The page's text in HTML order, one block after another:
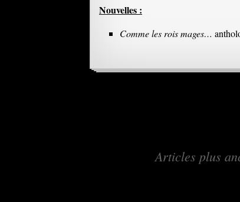
Nouvelles :
Comme les rois mages…
Articles plus